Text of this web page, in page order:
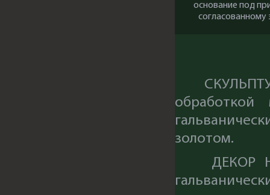
основание под
обработкой
золотом.
ДЕКОР НА